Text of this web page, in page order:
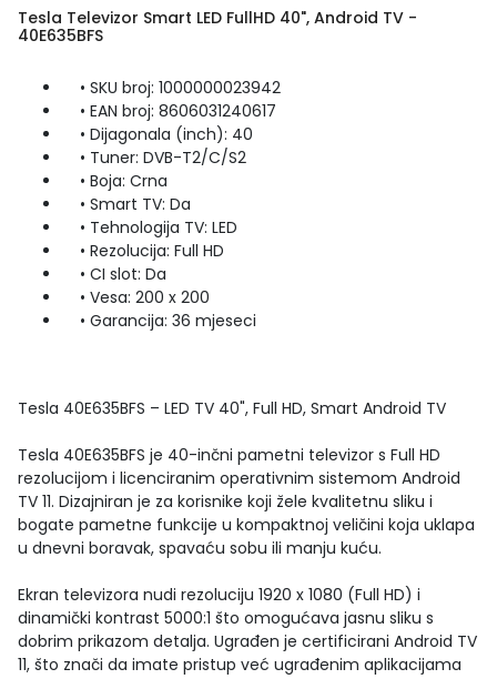
Tesla Televizor Smart LED FullHD 40", Android TV -
40E635BFS
• SKU broj: 1000000023942
• EAN broj: 8606031240617
• Dijagonala (inch): 40
• Tuner: DVB-T2/C/S2
• Boja: Crna
• Smart TV: Da
• Tehnologija TV: LED
• Rezolucija: Full HD
• CI slot: Da
• Vesa: 200 x 200
• Garancija: 36 mjeseci
Tesla 40E635BFS – LED TV 40", Full HD, Smart Android TV
Tesla 40E635BFS je 40-inčni pametni televizor s Full HD
rezolucijom i licenciranim operativnim sistemom Android
TV 11. Dizajniran je za korisnike koji žele kvalitetnu sliku i
bogate pametne funkcije u kompaktnoj veličini koja uklapa
u dnevni boravak, spavaću sobu ili manju kuću.
Ekran televizora nudi rezoluciju 1920 x 1080 (Full HD) i
dinamički kontrast 5000:1 što omogućava jasnu sliku s
dobrim prikazom detalja. Ugrađen je certificirani Android TV
11, što znači da imate pristup već ugrađenim aplikacijama